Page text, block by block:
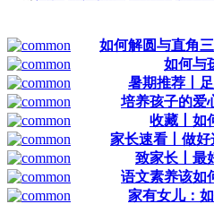
如何解圆与直角
如何与
暑期推荐丨
培养孩子的爱
收藏丨如
家长速看丨做
致家长丨最
语文素养该如
家有女儿：